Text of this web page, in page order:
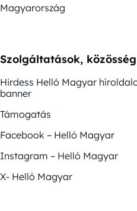
Magyarország
Szolgáltatások,
Hirdess Helló Magyar
banner
Támogatás
Facebook – Helló Magyar
Instagram – Helló Magyar
X- Helló Magyar